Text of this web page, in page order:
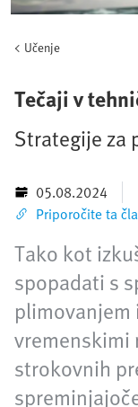
Učenje
Tečaji v
Strategije za
05.08.2024
Priporočite ta
Tako kot
spopadati s
vremenskimi
strokovnih